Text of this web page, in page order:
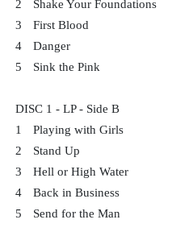
2
Shake Your Foundations
3
First Blood
4
Danger
5
Sink the Pink
DISC 1 - LP - Side B
1
Playing with Girls
2
Stand Up
3
Hell or High Water
4
Back in Business
5
Send for the Man